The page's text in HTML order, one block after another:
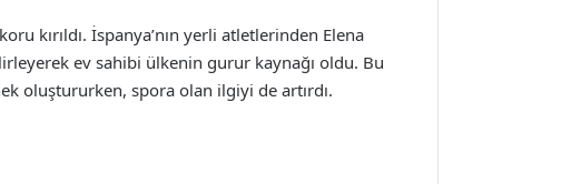
kırıldı. İspanya’nın yerli atletlerinden Elena
ev sahibi ülkenin gurur kaynağı oldu. Bu
oluştururken, spora olan ilgiyi de artırdı.